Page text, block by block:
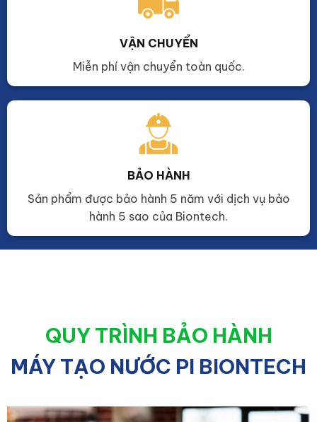
VẬN CHUYỂN
Miễn phí vận chuyển toàn quốc.
BẢO HÀNH
Sản phẩm được bảo hành 5 năm với dịch vụ bảo
hành 5 sao của Biontech.
QUY TRÌNH BẢO HÀNH
MÁY TẠO NƯỚC PI BIONTECH